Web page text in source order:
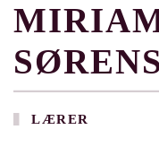
LÆRER